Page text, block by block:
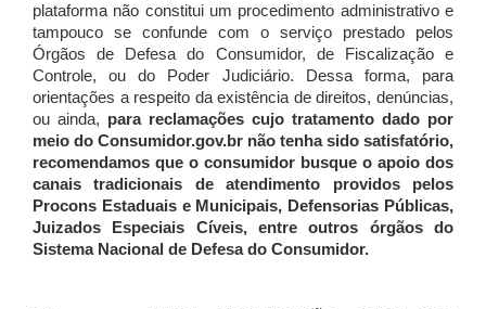
plataforma não constitui um procedimento administrativo e
tampouco se confunde com o serviço prestado pelos
Órgãos de Defesa do Consumidor, de Fiscalização e
Controle, ou do Poder Judiciário. Dessa forma, para
orientações a respeito da existência de direitos, denúncias,
ou ainda, para reclamações cujo tratamento dado por
meio do Consumidor.gov.br não tenha sido satisfatório,
recomendamos que o consumidor busque o apoio dos
canais tradicionais de atendimento providos pelos
Procons Estaduais e Municipais, Defensorias Públicas,
Juizados Especiais Cíveis, entre outros órgãos do
Sistema Nacional de Defesa do Consumidor.